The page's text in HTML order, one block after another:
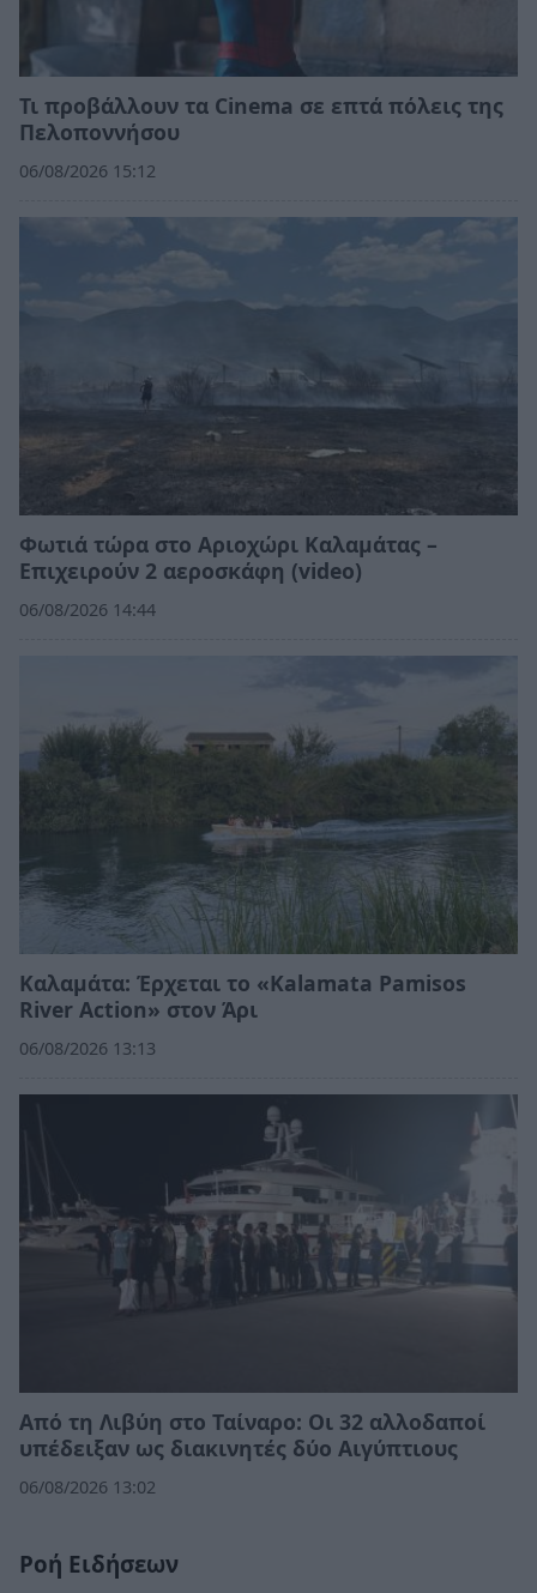
Τι προβάλλουν τα Cinema σε επτά πόλεις της
Πελοποννήσου
06/08/2026 15:12
Φωτιά τώρα στο Αριοχώρι Καλαμάτας –
Επιχειρούν 2 αεροσκάφη (video)
06/08/2026 14:44
Καλαμάτα: Έρχεται το «Kalamata Pamisos
River Action» στον Άρι
06/08/2026 13:13
Από τη Λιβύη στο Ταίναρο: Οι 32 αλλοδαποί
υπέδειξαν ως διακινητές δύο Αιγύπτιους
06/08/2026 13:02
Ροή Ειδήσεων